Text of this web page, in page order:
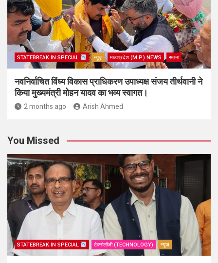
STATEBREAK.IN SPECIAL न्यूज़ मध्यप्रदेश (M.P.) NEWS सतना
नवनिर्वाचित विंध्य विकास प्राधिकरण उपाध्यक्ष संजय तीर्थवानी ने
किया मुख्यमंत्री मोहन यादव का भव्य स्वागत।
2 months ago Arish Ahmed
You Missed
STATEBREAK.IN SPECIAL टेक्नोलॉजी (TECHNOLOGY) न्यूज़